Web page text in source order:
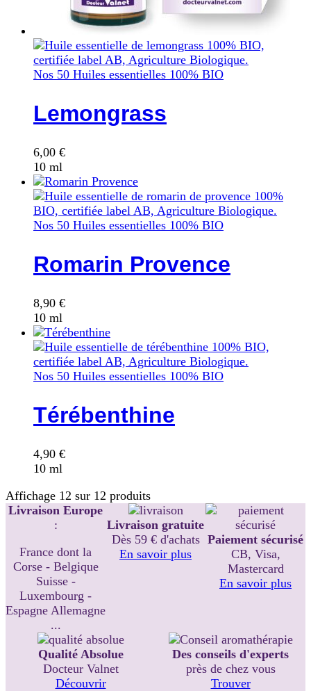
Nos 50 Huiles essentielles 100% BIO
Lemongrass
6,00 €
10 ml
Nos 50 Huiles essentielles 100% BIO
Romarin Provence
8,90 €
10 ml
Nos 50 Huiles essentielles 100% BIO
Térébenthine
4,90 €
10 ml
Affichage 12 sur 12 produits
Livraison Europe
:
France dont la
Corse - Belgique
Suisse -
Luxembourg -
Espagne Allemagne
...
Livraison gratuite
Dès 59 € d'achats
En savoir plus
Paiement sécurisé
CB, Visa,
Mastercard
En savoir plus
Qualité Absolue
Docteur Valnet
Découvrir
Des conseils d'experts
près de chez vous
Trouver